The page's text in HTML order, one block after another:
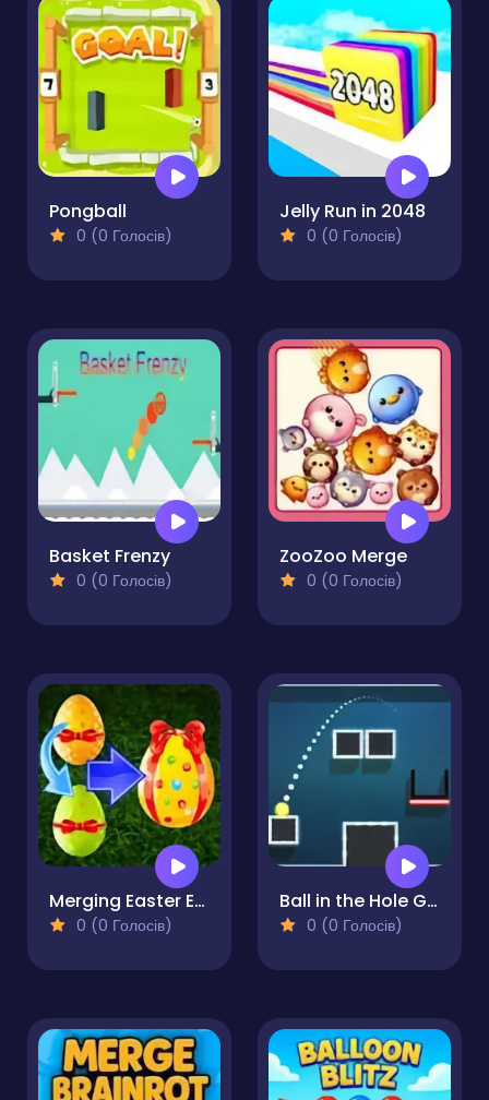
Pongball
0 (0 Голосів)
Jelly Run in 2048
0 (0 Голосів)
Basket Frenzy
0 (0 Голосів)
ZooZoo Merge
0 (0 Голосів)
Merging Easter Eggs
0 (0 Голосів)
Ball in the Hole Game
0 (0 Голосів)